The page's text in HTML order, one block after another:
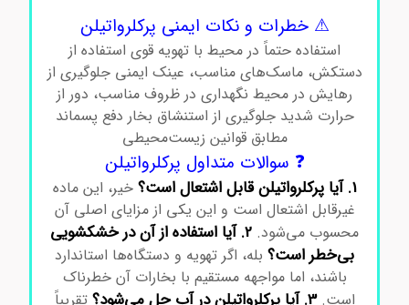
⚠ خطرات و نکات ایمنی پرکلرواتیلن
استفاده حتماً در محیط با تهویه قوی استفاده از
دستکش، ماسک‌های مناسب، عینک ایمنی جلوگیری از
رهایش در محیط نگهداری در ظروف مناسب، دور از
حرارت شدید جلوگیری از استنشاق بخار دفع پسماند
مطابق قوانین زیست‌محیطی
❓ سوالات متداول پرکلرواتیلن
خیر، این ماده
غیرقابل اشتعال است و این یکی از مزایای اصلی آن
محسوب می‌شود. 2. آیا استفاده از آن در خشکشویی
بی‌خطر است؟بله، اگر تهویه و دستگاه‌ها استاندارد
باشند، اما مواجهه مستقیم با بخارات آن خطرناک
است.3. آیا پرکلرواتیلن در آب حل می‌شود؟
تقریباً